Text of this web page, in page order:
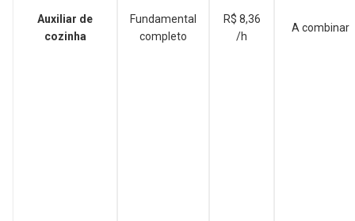
Auxiliar de
cozinha
Fundamental
completo
R$ 8,36
/h
A combinar